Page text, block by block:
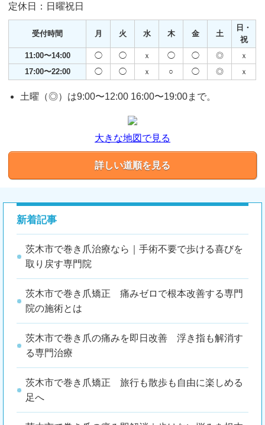
定休日：日曜祝日
受付時間 月 火 水 木 金 土
日・
祝
11:00〜14:00
◯ ◯ ｘ ◯ ◯ ◎
ｘ
17:00〜22:00
◯ ◯ ｘ ○ ◯ ◎ ｘ
土曜（◎）は9:00〜12:00 16:00〜19:00まで。
大きな地図で見る
詳しい道順を見る
新着記事
茨木市で巻き爪治療なら｜手術不要で歩ける喜びを
取り戻す専門院
茨木市で巻き爪矯正 痛みゼロで根本改善する専門
院の施術とは
茨木市で巻き爪の痛みを即日改善 浮き指も解消す
る専門治療
茨木市で巻き爪矯正 旅行も散歩も自由に楽しめる
足へ